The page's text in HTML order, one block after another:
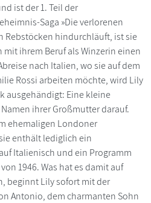
ist der 1. Teil der
Saga »Die verlorenen
Rebstöcken hindurchläuft, ist sie
ihrem Beruf als Winzerin einen
nach Italien, wo sie auf dem
Rossi arbeiten möchte, wird Lily
ausgehändigt: Eine kleine
ihrer Großmutter darauf.
ehemaligen Londoner
enthält lediglich ein
Italienisch und ein Programm
1946. Was hat es damit auf
beginnt Lily sofort mit der
Antonio, dem charmanten Sohn